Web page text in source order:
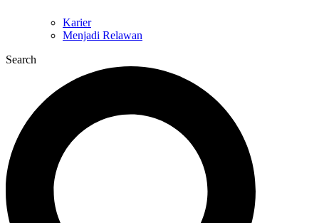
Karier
Menjadi Relawan
Search